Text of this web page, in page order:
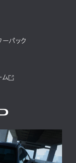
ーパック
ム